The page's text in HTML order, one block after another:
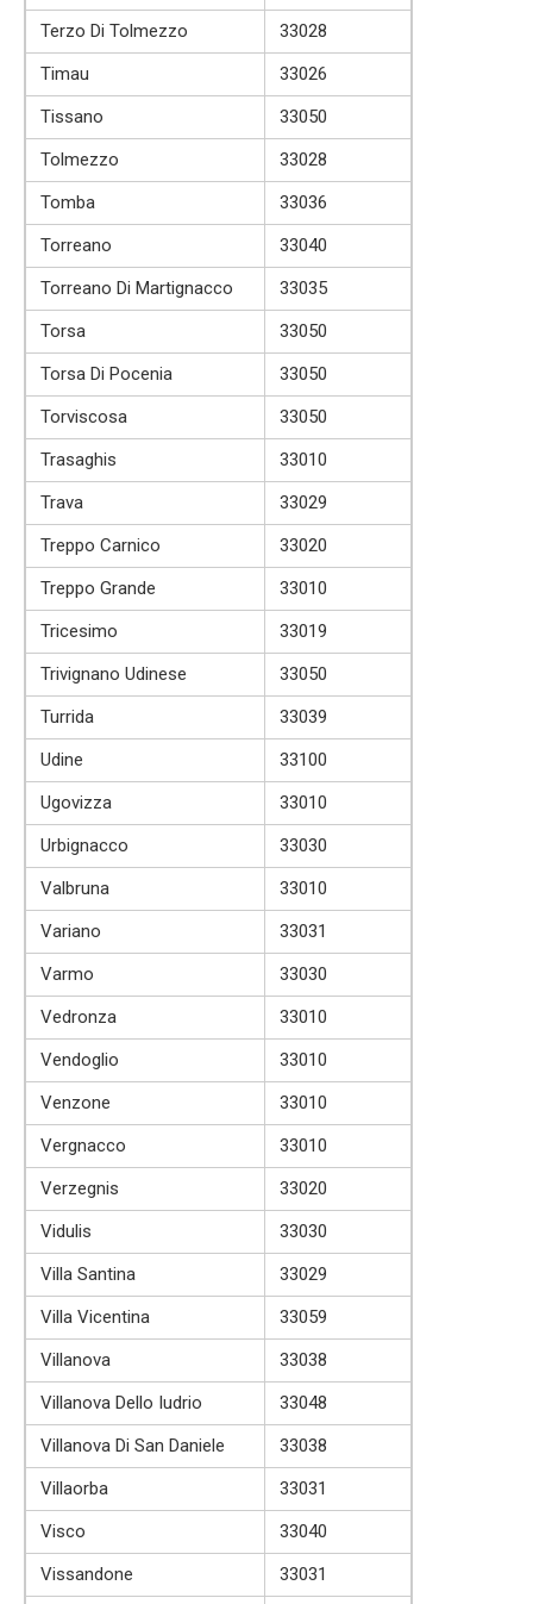
Terzo Di Tolmezzo
33028
Timau
33026
Tissano
33050
Tolmezzo
33028
Tomba
33036
Torreano
33040
Torreano Di Martignacco
33035
Torsa
33050
Torsa Di Pocenia
33050
Torviscosa
33050
Trasaghis
33010
Trava
33029
Treppo Carnico
33020
Treppo Grande
33010
Tricesimo
33019
Trivignano Udinese
33050
Turrida
33039
Udine
33100
Ugovizza
33010
Urbignacco
33030
Valbruna
33010
Variano
33031
Varmo
33030
Vedronza
33010
Vendoglio
33010
Venzone
33010
Vergnacco
33010
Verzegnis
33020
Vidulis
33030
Villa Santina
33029
Villa Vicentina
33059
Villanova
33038
Villanova Dello Iudrio
33048
Villanova Di San Daniele
33038
Villaorba
33031
Visco
33040
Vissandone
33031